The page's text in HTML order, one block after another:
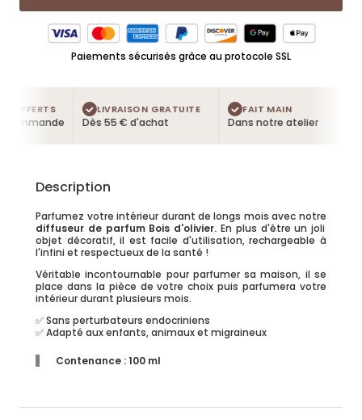
Paiements sécurisés grâce au protocole SSL
OFFERTS LIVRAISON GRATUITE
Dès 55 € d'achat
FAIT MAIN
Dans notre atelier
Description
Parfumez votre intérieur durant de longs mois avec notre
diffuseur de parfum Bois d'olivier. En plus d'être un joli
objet décoratif, il est facile d'utilisation, rechargeable à
l'infini et respectueux de la santé !
Véritable incontournable pour parfumer sa maison, il se
place dans la pièce de votre choix puis parfumera votre
intérieur durant plusieurs mois.
✅ Sans perturbateurs endocriniens
✅ Adapté aux enfants, animaux et migraineux
Contenance : 100 ml